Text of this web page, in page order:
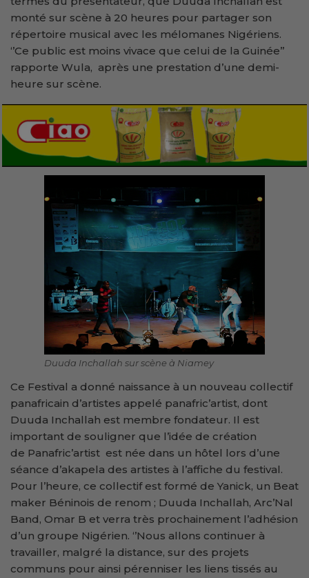
monté sur scène à 20 heures pour partager son
répertoire musical avec les mélomanes Nigériens.
‘’Ce public est moins vivace que celui de la Guinée’’
rapporte Wula, après une prestation d’une demi-
heure sur scène.
Duuda Inchallah sur scène à Niamey
Ce Festival a donné naissance à un nouveau collectif
panafricain d’artistes appelé panafric’artist, dont
Duuda Inchallah est membre fondateur. Il est
important de souligner que l’idée de création
de Panafric’artist est née dans un hôtel lors d’une
séance d’akapela des artistes à l’affiche du festival.
Pour l’heure, ce collectif est formé de Yanick, un Beat
maker Béninois de renom ; Duuda Inchallah, Arc’Nal
Band, Omar B et verra très prochainement l’adhésion
d’un groupe Nigérien. ‘’Nous allons continuer à
travailler, malgré la distance, sur des projets
communs pour ainsi pérenniser les liens tissés au